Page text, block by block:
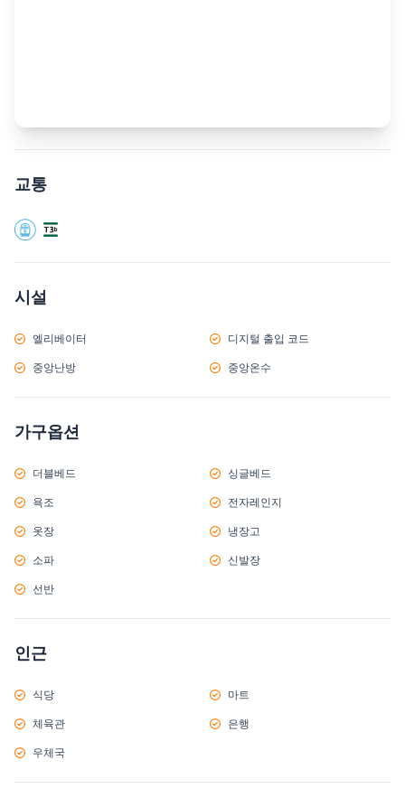
교통
시설
엘리베이터 디지털 출입 코드
중앙난방 중앙온수
가구옵션
더블베드 싱글베드
욕조 전자레인지
옷장 냉장고
소파 신발장
선반
인근
식당 마트
체육관 은행
우체국